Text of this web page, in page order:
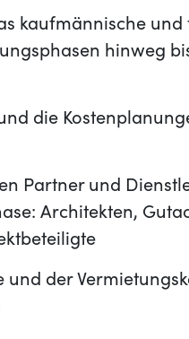
kaufmännische und
hinweg
die
Partner und
Architekten,
der